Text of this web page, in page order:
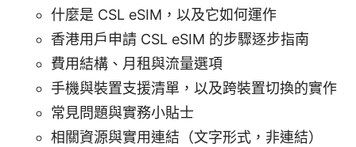
什麼是 CSL eSIM，以及它如何運作
香港用戶申請 CSL eSIM 的步驟逐步指南
費用結構、月租與流量選項
手機與裝置支援清單，以及跨裝置切換的實作
常見問題與實務小貼士
相關資源與實用連結（文字形式，非連結）